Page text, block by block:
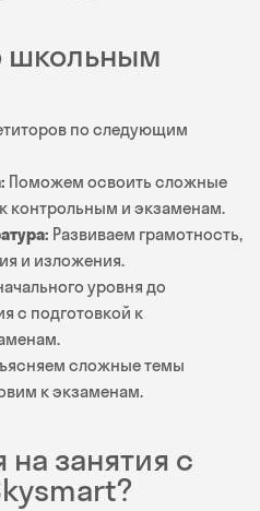
школьным
по следующим
Поможем освоить сложные
контрольным и экзаменам.
Развиваем грамотность,
и изложения.
уровня до
с подготовкой к
сложные темы
к экзаменам.
на занятия с